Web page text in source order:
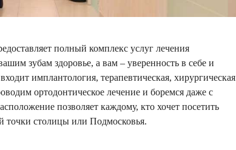
полный комплекс услуг лечения
зубам здоровье, а вам – уверенность в себе и
имплантология, терапевтическая, хирургическая
ортодонтическое лечение и боремся даже с
позволяет каждому, кто хочет посетить
точки столицы или Подмосковья.